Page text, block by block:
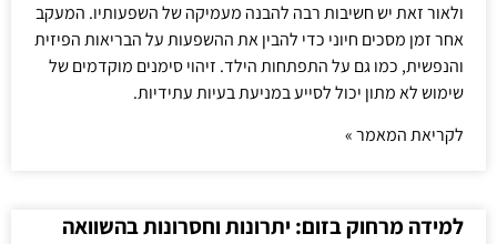
ולאור זאת יש חשיבות רבה להבנה מעמיקה של השפעותיו. המעקב
אחר זמן מסכים חיוני כדי להבין את ההשפעות על הבריאות הפיזית
והנפשית, כמו גם על התפתחות הילד. זיהוי סימנים מוקדמים של
שימוש לא מתון יכול לסייע במניעת בעיות עתידיות.
לקריאת המאמר »
למידה מרחוק בזום: יתרונות וחסרונות בהשוואה